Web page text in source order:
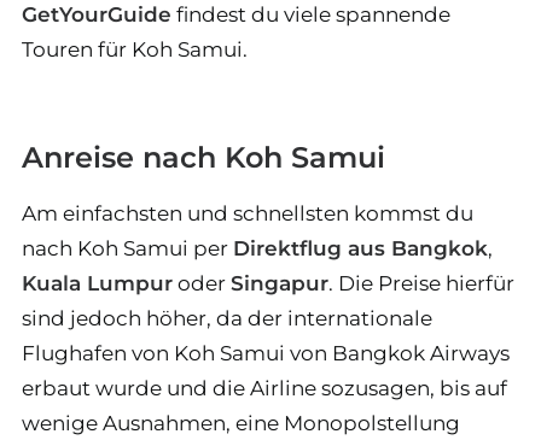
GetYourGuide findest du viele spannende
Touren für Koh Samui.
Anreise nach Koh Samui
Am einfachsten und schnellsten kommst du
nach Koh Samui per Direktflug aus Bangkok,
Kuala Lumpur oder Singapur. Die Preise hierfür
sind jedoch höher, da der internationale
Flughafen von Koh Samui von Bangkok Airways
erbaut wurde und die Airline sozusagen, bis auf
wenige Ausnahmen, eine Monopolstellung